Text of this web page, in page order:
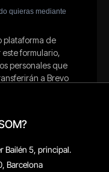
Bailén 5, principal.
Barcelona